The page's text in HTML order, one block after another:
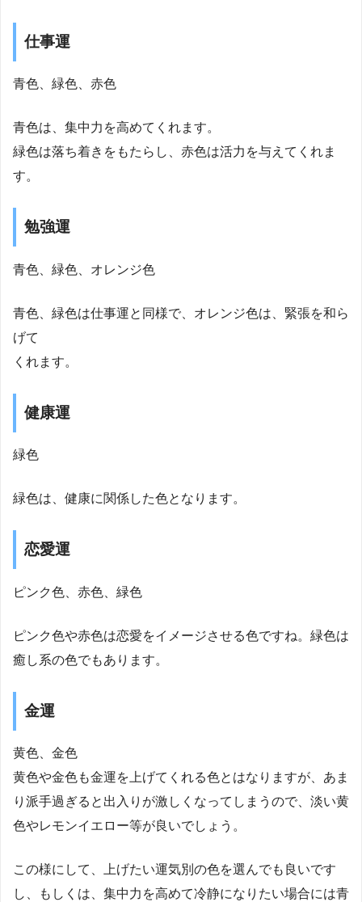
仕事運
青色、緑色、赤色
青色は、集中力を高めてくれます。
緑色は落ち着きをもたらし、赤色は活力を与えてくれま
す。
勉強運
青色、緑色、オレンジ色
青色、緑色は仕事運と同様で、オレンジ色は、緊張を和ら
げて
くれます。
健康運
緑色
緑色は、健康に関係した色となります。
恋愛運
ピンク色、赤色、緑色
ピンク色や赤色は恋愛をイメージさせる色ですね。緑色は
癒し系の色でもあります。
金運
黄色、金色
黄色や金色も金運を上げてくれる色とはなりますが、あま
り派手過ぎると出入りが激しくなってしまうので、淡い黄
色やレモンイエロー等が良いでしょう。
この様にして、上げたい運気別の色を選んでも良いです
し、もしくは、集中力を高めて冷静になりたい場合には青